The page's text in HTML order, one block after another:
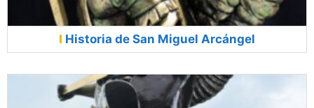
Historia de San Miguel Arcángel